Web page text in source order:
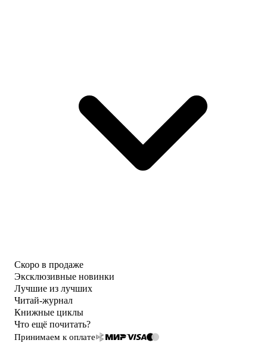
Скоро в продаже
Эксклюзивные новинки
Лучшие из лучших
Читай-журнал
Книжные циклы
Что ещё почитать?
Принимаем к оплате